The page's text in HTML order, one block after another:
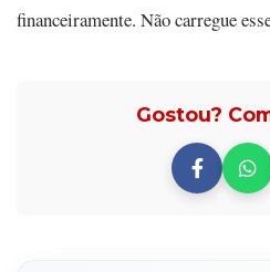
financeiramente. Não carregue
Gostou?